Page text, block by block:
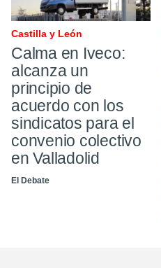
Castilla y León
Calma en Iveco:
alcanza un
principio de
acuerdo con los
sindicatos para el
convenio colectivo
en Valladolid
El Debate